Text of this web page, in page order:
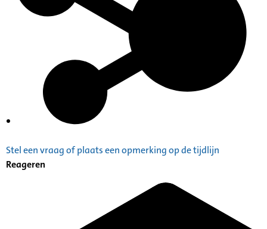
1940-1945
Stel een vraag of plaats een opmerking op de tijdlijn
Reageren